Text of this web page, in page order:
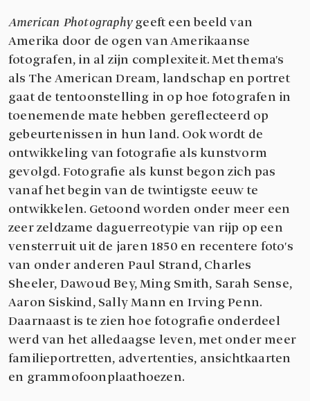
American Photographygeeft een beeld van
Amerika door de ogen van Amerikaanse
fotografen, in al zijn complexiteit. Met thema's
als The American Dream, landschap en portret
gaat de tentoonstelling in op hoe fotografen in
toenemende mate hebben gereflecteerd op
gebeurtenissen in hun land. Ook wordt de
ontwikkeling van fotografie als kunstvorm
gevolgd. Fotografie als kunst begon zich pas
vanaf het begin van de twintigste eeuw te
ontwikkelen. Getoond worden onder meer een
zeer zeldzame daguerreotypie van rijp op een
vensterruit uit de jaren 1850 en recentere foto's
van onder anderen Paul Strand, Charles
Sheeler, Dawoud Bey, Ming Smith, Sarah Sense,
Aaron Siskind, Sally Mann en Irving Penn.
Daarnaast is te zien hoe fotografie onderdeel
werd van het alledaagse leven, met onder meer
familieportretten, advertenties, ansichtkaarten
en grammofoonplaathoezen.